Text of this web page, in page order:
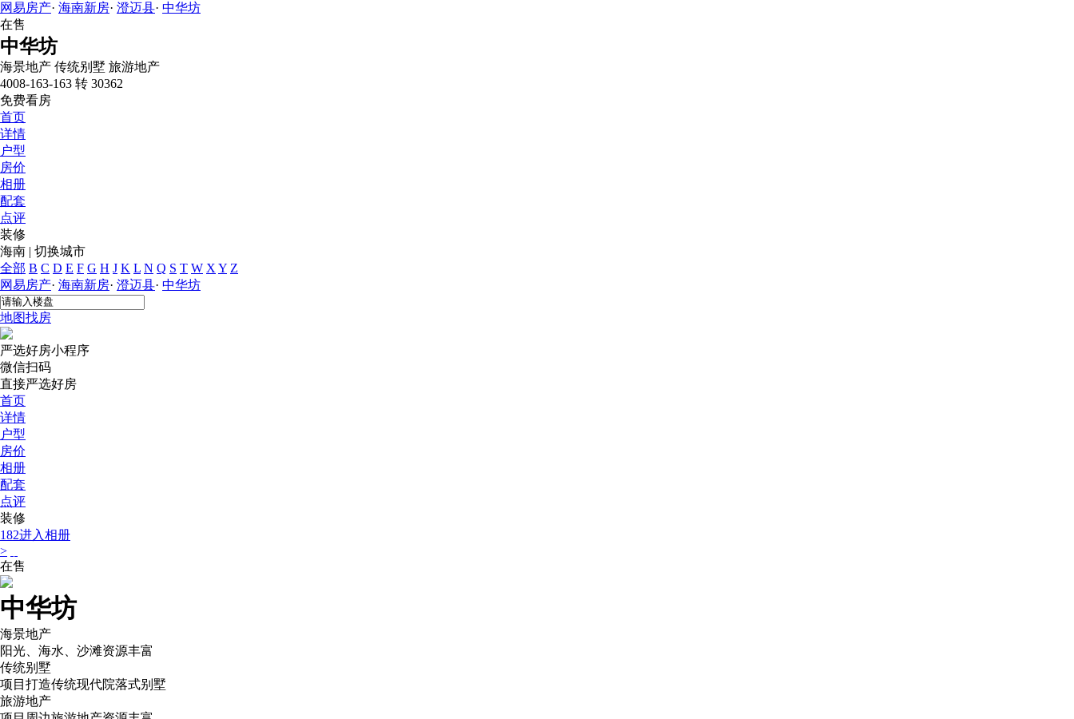
网易房产· 海南新房· 澄迈县· 中华坊
在售
中华坊
海景地产 传统别墅 旅游地产
4008-163-163 转 30362
免费看房
首页
详情
户型
房价
相册
配套
点评
装修
海南 | 切换城市
全部 B C D E F G H J K L N Q S T W X Y Z
网易房产· 海南新房· 澄迈县· 中华坊
地图找房
严选好房小程序
微信扫码
直接严选好房
首页
详情
户型
房价
相册
配套
点评
装修
182进入相册
>
在售
中华坊
海景地产
阳光、海水、沙滩资源丰富
传统别墅
项目打造传统现代院落式别墅
旅游地产